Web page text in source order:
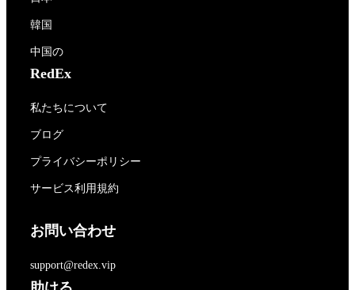
韓国
中国の
RedEx
私たちについて
ブログ
プライバシーポリシー
サービス利用規約
お問い合わせ
support@redex.vip